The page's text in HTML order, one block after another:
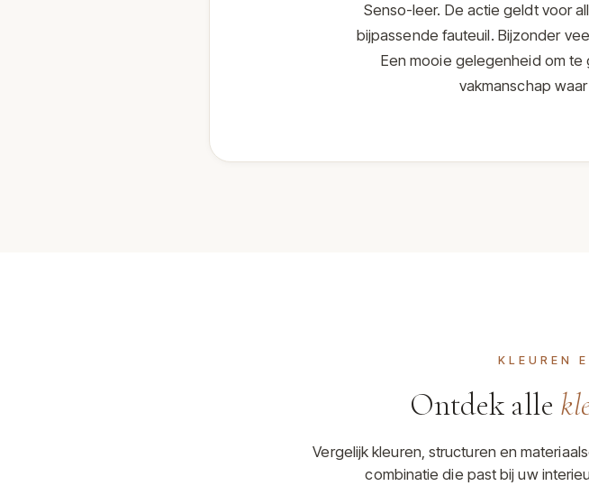
Senso-leer. De actie geldt voor
bijpassende fauteuil. Bijzonder
Een mooie gelegenheid om
vakmanschap
KLEUREN
Ontdek alle
Vergelijk kleuren, structuren en
combinatie die past bij uw